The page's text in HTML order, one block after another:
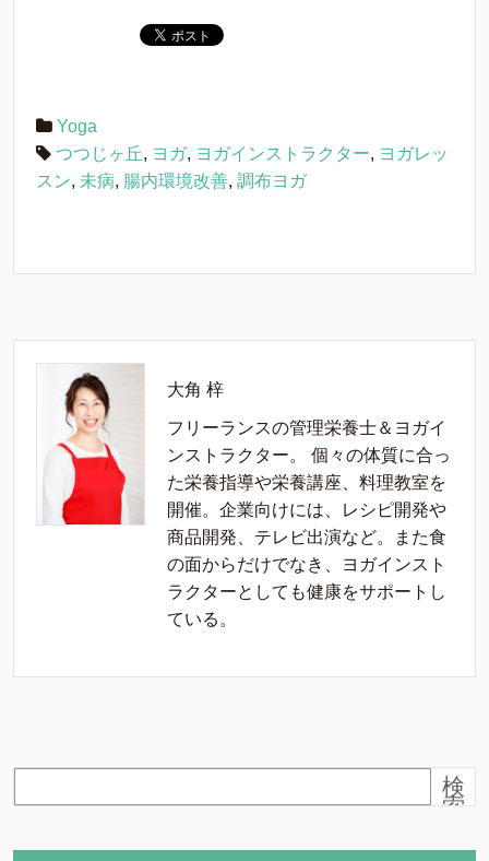
Yoga
つつじヶ丘, ヨガ, ヨガインストラクター, ヨガレッ
スン, 未病, 腸内環境改善, 調布ヨガ
大角 梓
フリーランスの管理栄養士＆ヨガイ
ンストラクター。 個々の体質に合っ
た栄養指導や栄養講座、料理教室を
開催。企業向けには、レシピ開発や
商品開発、テレビ出演など。また食
の面からだけでなき、ヨガインスト
ラクターとしても健康をサポートし
ている。
検
索